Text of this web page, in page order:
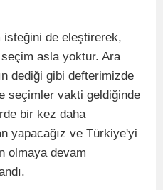
de eleştirerek,
asla yoktur. Ara
dediği gibi defterimizde
seçimler vakti geldiğinde
bir kez daha
yapacağız ve Türkiye'yi
olmaya devam